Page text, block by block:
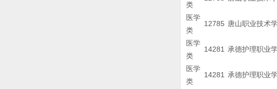
类
医学
类
12785 唐山职业技术
医学
类
14281 承德护理职业
医学
类
14281 承德护理职业